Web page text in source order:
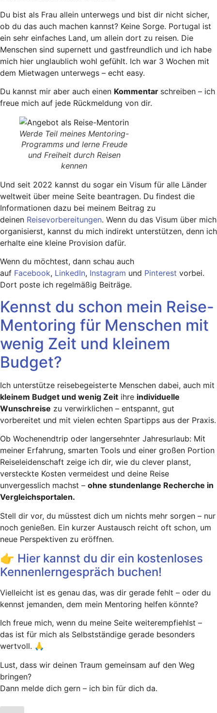
Du bist als Frau allein unterwegs und bist dir nicht sicher,
ob du das auch machen kannst? Keine Sorge. Portugal ist
ein sehr einfaches Land, um allein dort zu reisen. Die
Menschen sind supernett und gastfreundlich und ich habe
mich hier unglaublich wohl gefühlt. Ich war 3 Wochen mit
dem Mietwagen unterwegs – echt easy.
Du kannst mir aber auch einen Kommentar schreiben – ich
freue mich auf jede Rückmeldung von dir.
Werde Teil meines Mentoring-
Programms und lerne Freude
und Freiheit durch Reisen
kennen
Und seit 2022 kannst du sogar ein Visum für alle Länder
weltweit über meine Seite beantragen. Du findest die
Informationen dazu bei meinem Beitrag zu
deinen Reisevorbereitungen. Wenn du das Visum über mich
organisierst, kannst du mich indirekt unterstützen, denn ich
erhalte eine kleine Provision dafür.
Wenn du möchtest, dann schau auch
auf Facebook, LinkedIn, Instagram und Pinterest vorbei.
Dort poste ich regelmäßig Beiträge.
Kennst du schon mein Reise-
Mentoring für Menschen mit
wenig Zeit und kleinem
Budget?
Ich unterstütze reisebegeisterte Menschen dabei, auch mit
kleinem Budget und wenig Zeit ihre individuelle
Wunschreise zu verwirklichen – entspannt, gut
vorbereitet und mit vielen echten Spartipps aus der Praxis.
Ob Wochenendtrip oder langersehnter Jahresurlaub: Mit
meiner Erfahrung, smarten Tools und einer großen Portion
Reiseleidenschaft zeige ich dir, wie du clever planst,
versteckte Kosten vermeidest und deine Reise
unvergesslich machst – ohne stundenlange Recherche in
Vergleichsportalen.
Stell dir vor, du müsstest dich um nichts mehr sorgen – nur
noch genießen. Ein kurzer Austausch reicht oft schon, um
neue Perspektiven zu eröffnen.
👉 Hier kannst du dir ein kostenloses
Kennenlerngespräch buchen!
Vielleicht ist es genau das, was dir gerade fehlt – oder du
kennst jemanden, dem mein Mentoring helfen könnte?
Ich freue mich, wenn du meine Seite weiterempfiehlst –
das ist für mich als Selbstständige gerade besonders
wertvoll. 🙏
Lust, dass wir deinen Traum gemeinsam auf den Weg
bringen?
Dann melde dich gern – ich bin für dich da.